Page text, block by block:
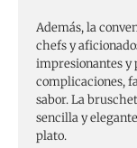
Además, la
chefs y
impresionantes y
complicaciones,
sabor. La
sencilla y
plato.